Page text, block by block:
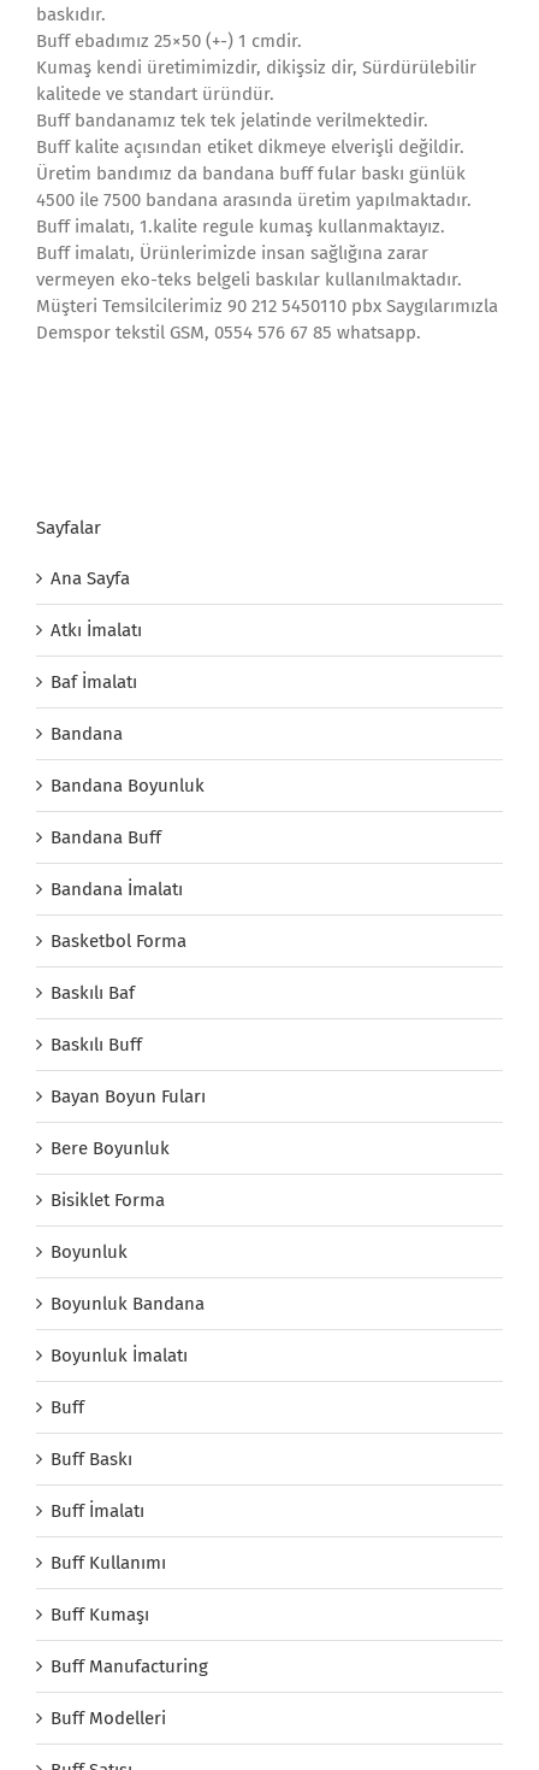
baskıdır.
Buff ebadımız 25×50 (+-) 1 cmdir.
Kumaş kendi üretimimizdir, dikişsiz dir, Sürdürülebilir
kalitede ve standart üründür.
Buff bandanamız tek tek jelatinde verilmektedir.
Buff kalite açısından etiket dikmeye elverişli değildir.
Üretim bandımız da bandana buff fular baskı günlük
4500 ile 7500 bandana arasında üretim yapılmaktadır.
Buff imalatı, 1.kalite regule kumaş kullanmaktayız.
Buff imalatı, Ürünlerimizde insan sağlığına zarar
vermeyen eko-teks belgeli baskılar kullanılmaktadır.
Müşteri Temsilcilerimiz 90 212 5450110 pbx Saygılarımızla
Demspor tekstil GSM, 0554 576 67 85 whatsapp.
Sayfalar
Ana Sayfa
Atkı İmalatı
Baf İmalatı
Bandana
Bandana Boyunluk
Bandana Buff
Bandana İmalatı
Basketbol Forma
Baskılı Baf
Baskılı Buff
Bayan Boyun Fuları
Bere Boyunluk
Bisiklet Forma
Boyunluk
Boyunluk Bandana
Boyunluk İmalatı
Buff
Buff Baskı
Buff İmalatı
Buff Kullanımı
Buff Kumaşı
Buff Manufacturing
Buff Modelleri